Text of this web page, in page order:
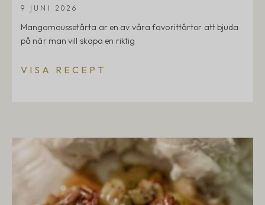
9 JUNI 2026
Mangomoussetårta är en av våra favorittårtor att bjuda
på när man vill skapa en riktig
VISA RECEPT